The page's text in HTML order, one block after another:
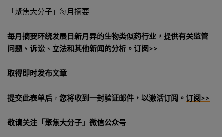
「聚焦大分子」每月摘要
每月摘要环绕发展日新月异的生物类似药行业，提供有关监管
问题、诉讼、立法和其他新闻的分析。 订阅>>
取得即时发布文章
提交此表单后，您将收到一封验证邮件，以激活订阅。 订阅>>
敬请关注「聚焦大分子」微信公众号